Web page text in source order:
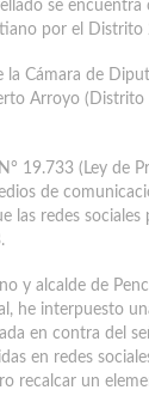
se
por el Distrito
Cámara de
Arroyo
19.733 (Ley de
de
las redes
y alcalde de
he interpuesto
en contra del
en redes
recalcar un